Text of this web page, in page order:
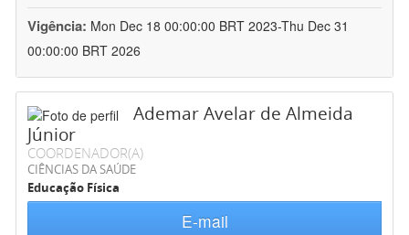
Vigência: Mon Dec 18 00:00:00 BRT 2023-Thu Dec 31
00:00:00 BRT 2026
Ademar Avelar de Almeida
Júnior
COORDENADOR(A)
CIÊNCIAS DA SAÚDE
Educação Física
E-mail